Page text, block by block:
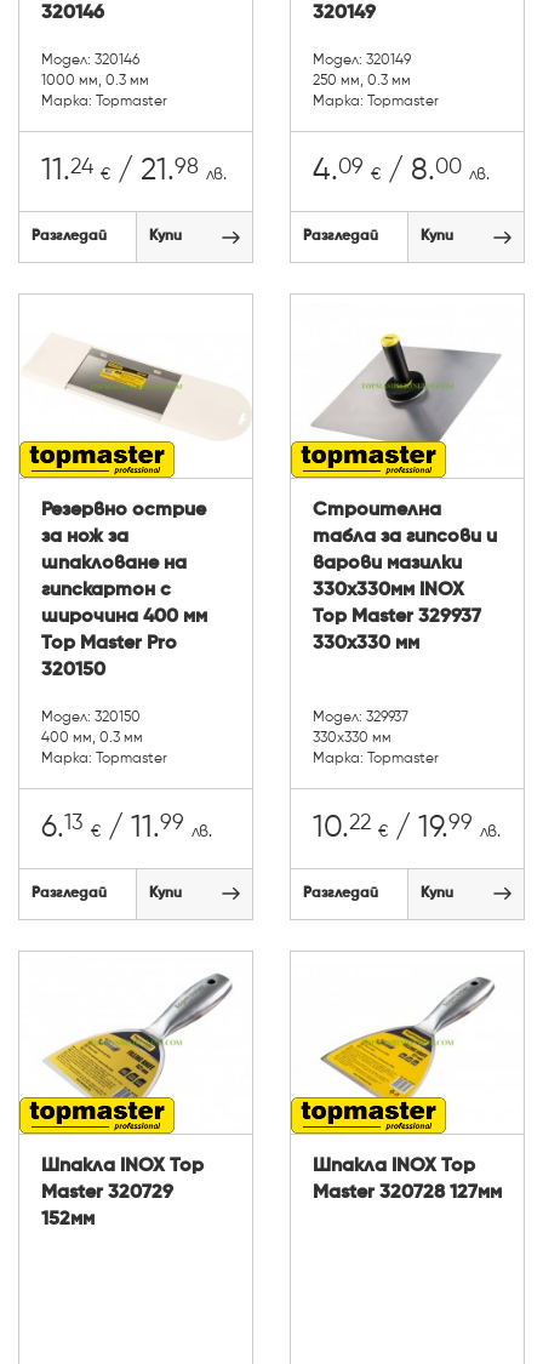
320146
Модел: 320146
1000 мм, 0.3 мм
Марка: Topmaster
11.24 € / 21.98 лв.
Разгледай Купи
320149
Модел: 320149
250 мм, 0.3 мм
Марка: Topmaster
4.09 € / 8.00 лв.
Разгледай Купи
Резервно острие
за нож за
шпакловане на
гипскартон с
широчина 400 мм
Top Master Pro
320150
Модел: 320150
400 мм, 0.3 мм
Марка: Topmaster
6.13 € / 11.99 лв.
Разгледай Купи
Строителна
табла за гипсови и
варови мазилки
330х330мм INOX
Top Master 329937
330х330 мм
Модел: 329937
330х330 мм
Марка: Topmaster
10.22 € / 19.99 лв.
Разгледай Купи
Шпакла INOX Top
Master 320729
152мм
Шпакла INOX Top
Master 320728 127мм